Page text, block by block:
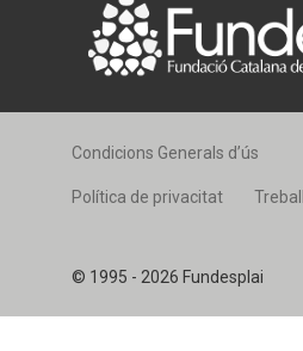
© 1995 - 2026 Fundesplai
Condicions Generals d’ús
Política de privacitat